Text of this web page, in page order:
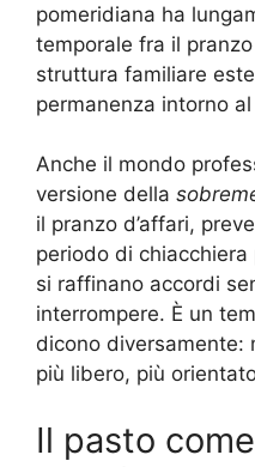
pomeridiana ha
temporale fra il
struttura familiare
permanenza intorno
Anche il mondo
versione della
il pranzo d’affari,
periodo di
si raffinano accordi
interrompere. È un
dicono diversamente:
più libero, più
Il pasto